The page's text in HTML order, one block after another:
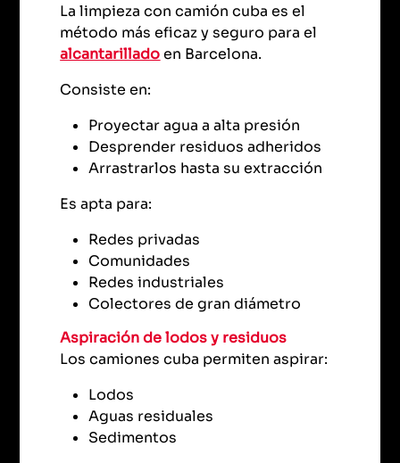
La limpieza con camión cuba es el
método más eficaz y seguro para el
alcantarilladoen Barcelona.
Consiste en:
Proyectar agua a alta presión
Desprender residuos adheridos
Arrastrarlos hasta su extracción
Es apta para:
Redes privadas
Comunidades
Redes industriales
Colectores de gran diámetro
Aspiración de lodos y residuos
Los camiones cuba permiten aspirar:
Lodos
Aguas residuales
Sedimentos